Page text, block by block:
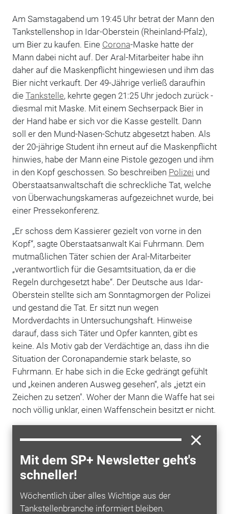
Mit dem SP+ Newsletter geht's
schneller!
Wöchentlich über alles Wichtige aus der
Tankstellenbranche informiert bleiben.
Am Samstagabend um 19:45 Uhr betrat der Mann den
Tankstellenshop in Idar-Oberstein (Rheinland-Pfalz),
um Bier zu kaufen. Eine Corona-Maske hatte der
Mann dabei nicht auf. Der Aral-Mitarbeiter habe ihn
daher auf die Maskenpflicht hingewiesen und ihm das
Bier nicht verkauft. Der 49-Jährige verließ daraufhin
die Tankstelle, kehrte gegen 21:25 Uhr jedoch zurück -
diesmal mit Maske. Mit einem Sechserpack Bier in
der Hand habe er sich vor die Kasse gestellt. Dann
soll er den Mund-Nasen-Schutz abgesetzt haben. Als
der 20-jährige Student ihn erneut auf die Maskenpflicht
hinwies, habe der Mann eine Pistole gezogen und ihm
in den Kopf geschossen. So beschreiben Polizei und
Oberstaatsanwaltschaft die schreckliche Tat, welche
von Überwachungskameras aufgezeichnet wurde, bei
einer Pressekonferenz.
„Er schoss dem Kassierer gezielt von vorne in den
Kopf“, sagte Oberstaatsanwalt Kai Fuhrmann. Dem
mutmaßlichen Täter schien der Aral-Mitarbeiter
„verantwortlich für die Gesamtsituation, da er die
Regeln durchgesetzt habe“. Der Deutsche aus Idar-
Oberstein stellte sich am Sonntagmorgen der Polizei
und gestand die Tat. Er sitzt nun wegen
Mordverdachts in Untersuchungshaft. Hinweise
darauf, dass sich Täter und Opfer kannten, gibt es
keine. Als Motiv gab der Verdächtige an, dass ihn die
Situation der Coronapandemie stark belaste, so
Fuhrmann. Er habe sich in die Ecke gedrängt gefühlt
und „keinen anderen Ausweg gesehen“, als „jetzt ein
Zeichen zu setzen". Woher der Mann die Waffe hat sei
noch völlig unklar, einen Waffenschein besitzt er nicht.
ist auf jeden Fall ein besonderer Fall. Wir haben weder
im Polizeipräsidium Trier noch im Land Rheinland-
Pfalz eine solche Tat gehabt, die einen
Zusammenhang zu Corona vermuten lässt.“
Ermittlungen werden laut Fuhrmann noch einige
Wochen dauern: „Wir müssen uns jetzt erstmal selbst